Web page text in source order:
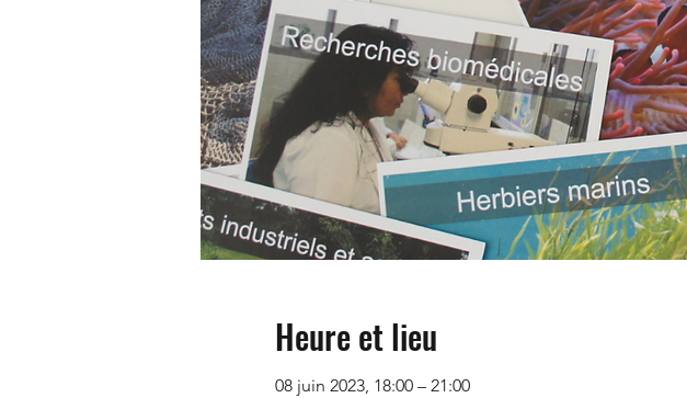
Heure et lieu
08 juin 2023, 18:00 – 21:00